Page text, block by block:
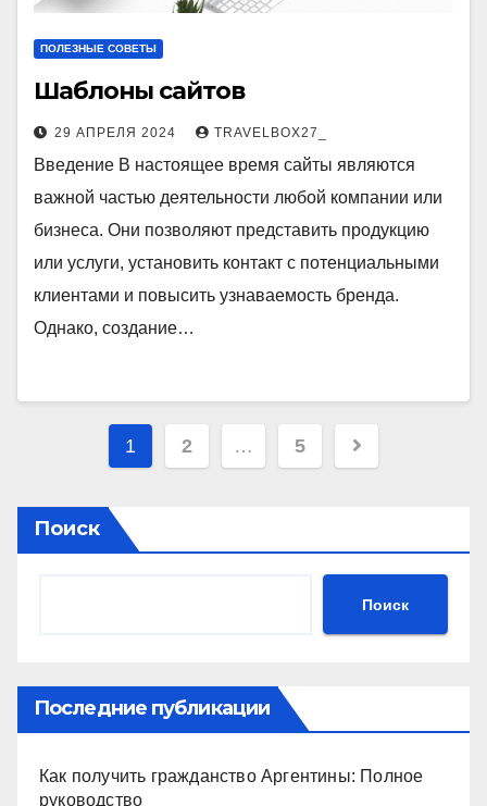
ПОЛЕЗНЫЕ СОВЕТЫ
Шаблоны сайтов
29 АПРЕЛЯ 2024 TRAVELBOX27_
Введение В настоящее время сайты являются
важной частью деятельности любой компании или
бизнеса. Они позволяют представить продукцию
или услуги, установить контакт с потенциальными
клиентами и повысить узнаваемость бренда.
Однако, создание…
Пагинация
1 2 … 5
Поиск
Поиск
Последние публикации
Как получить гражданство Аргентины: Полное
руководство